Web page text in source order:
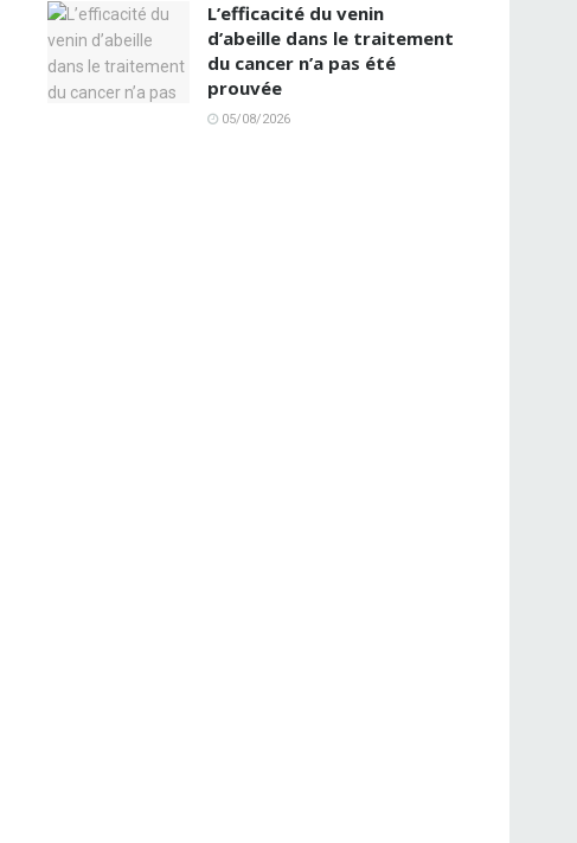
L’efficacité du venin
d’abeille dans le traitement
du cancer n’a pas été
prouvée
05/08/2026